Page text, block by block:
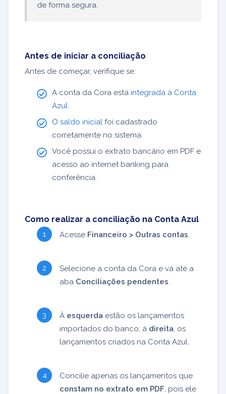
de forma segura.
Antes de iniciar a conciliação
Antes de começar, verifique se:
A conta da Cora está integrada à Conta
Azul
O saldo inicial foi cadastrado
corretamente no sistema.
Você possui o extrato bancário em PDF e
acesso ao internet banking para
conferência.
Como realizar a conciliação na Conta Azul
Acesse Financeiro > Outras contas
Selecione a conta da Cora e vá até a
aba Conciliações pendentes
À esquerda estão os lançamentos
importados do banco; à direita , os
lançamentos criados na Conta Azul.
Concilie apenas os lançamentos que
constam no extrato em PDF , pois ele